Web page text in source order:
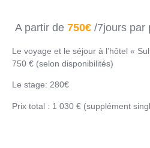
A partir de 750€ /7jours par
Le voyage et le séjour à l’hôtel «
750 € (selon disponibilités)
Le stage: 280€
Prix total : 1 030 € (supplément